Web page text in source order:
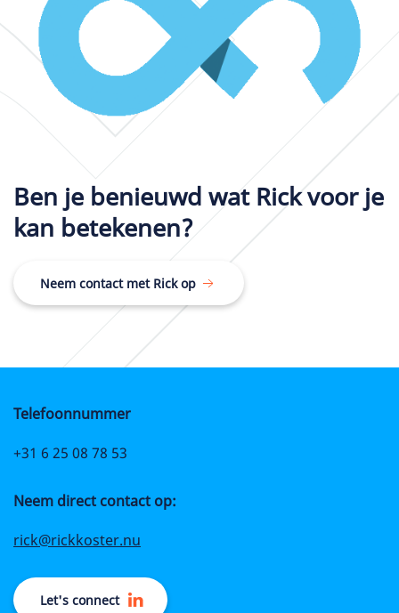
Ben je benieuwd wat Rick voor je
kan betekenen?
Neem contact met Rick op
Telefoonnummer
+31 6 25 08 78 53
Neem direct contact op:
rick@rickkoster.nu
Let's connect